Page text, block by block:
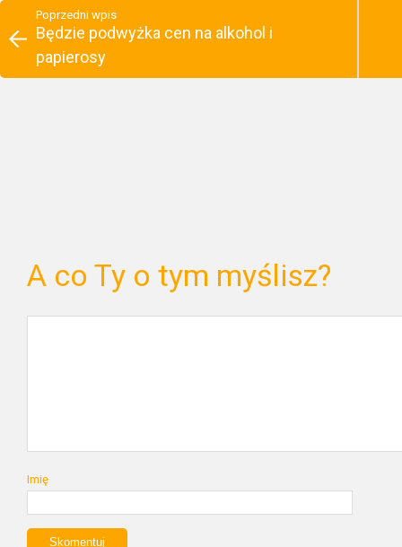
Poprzedni wpis
Będzie podwyżka cen na alkohol i
papierosy
A co Ty o tym myślisz?
Imię